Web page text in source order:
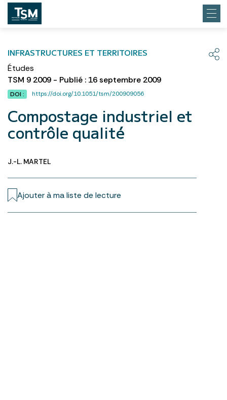
INFRASTRUCTURES ET TERRITOIRES
Études
TSM 9 2009 - Publié : 16 septembre 2009
DOI : https://doi.org/10.1051/tsm/200909056
Compostage industriel et
contrôle qualité
J.-L. MARTEL
Ajouter à ma liste de lecture